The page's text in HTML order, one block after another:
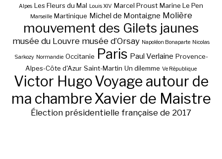
Alpes Les Fleurs du Mal Louis XIV Marcel Proust Marine Le Pen
Marseille Martinique Michel de Montaigne Molière
mouvement des Gilets jaunes
musée du Louvre musée d’Orsay Napoléon Bonaparte Nicolas
Sarkozy Normandie Occitanie Paris Paul Verlaine Provence-
Alpes-Côte d'Azur Saint-Martin Un dilemme Ve République
Victor HugoVoyage autour de
ma chambre Xavier de Maistre
Élection présidentielle française de 2017